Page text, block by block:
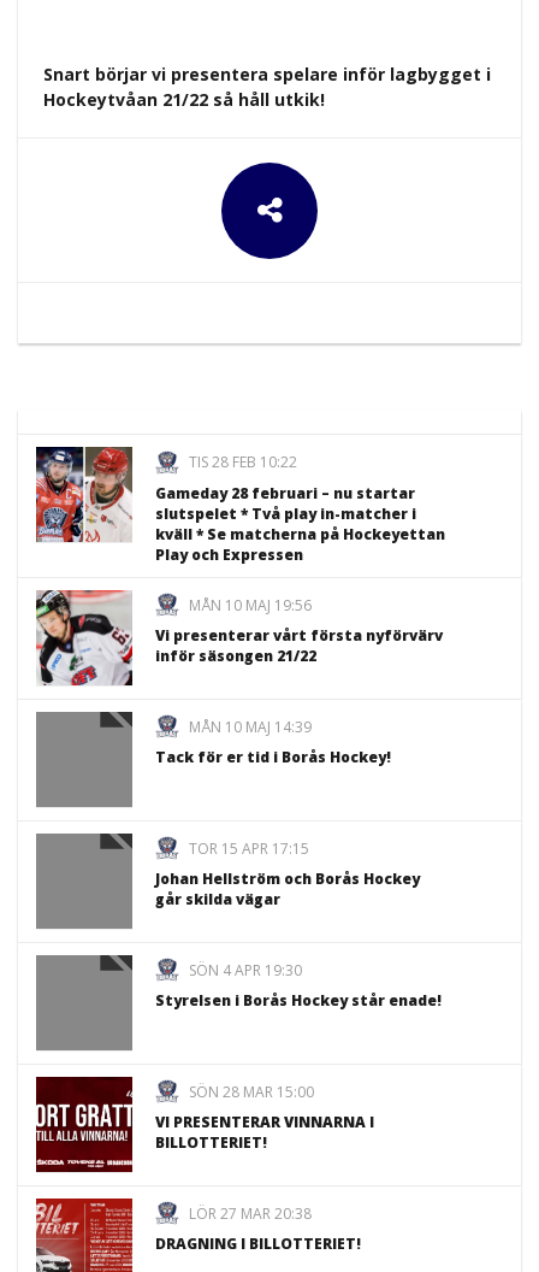
Snart börjar vi presentera spelare inför lagbygget i
Hockeytvåan 21/22 så håll utkik!
TIS 28 FEB 10:22
Gameday 28 februari – nu startar
slutspelet * Två play in-matcher i
kväll * Se matcherna på Hockeyettan
Play och Expressen
MÅN 10 MAJ 19:56
Vi presenterar vårt första nyförvärv
inför säsongen 21/22
MÅN 10 MAJ 14:39
Tack för er tid i Borås Hockey!
TOR 15 APR 17:15
Johan Hellström och Borås Hockey
går skilda vägar
SÖN 4 APR 19:30
Styrelsen i Borås Hockey står enade!
SÖN 28 MAR 15:00
VI PRESENTERAR VINNARNA I
BILLOTTERIET!
LÖR 27 MAR 20:38
DRAGNING I BILLOTTERIET!